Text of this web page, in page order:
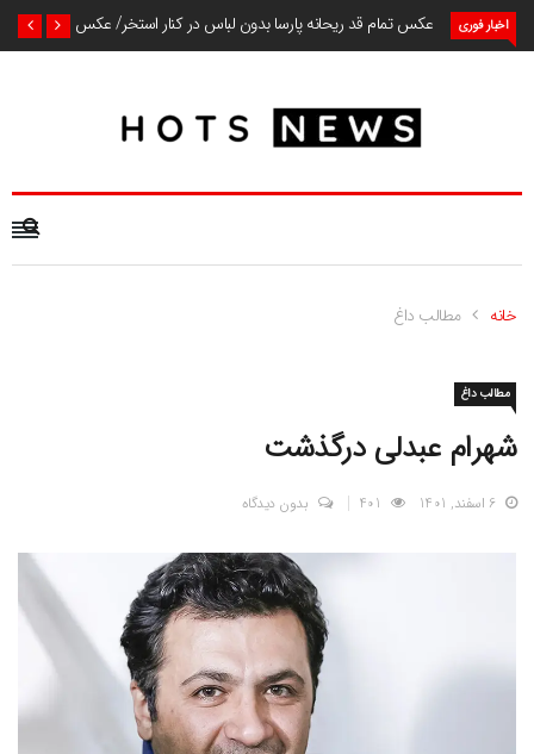
اخبار فوری عکس تمام قد ریحانه پارسا بدون لباس در کنار استخر/ عکس
خانه مطالب داغ
مطالب داغ
شهرام عبدلی درگذشت
6 اسفند, 1401 بدون دیدگاه